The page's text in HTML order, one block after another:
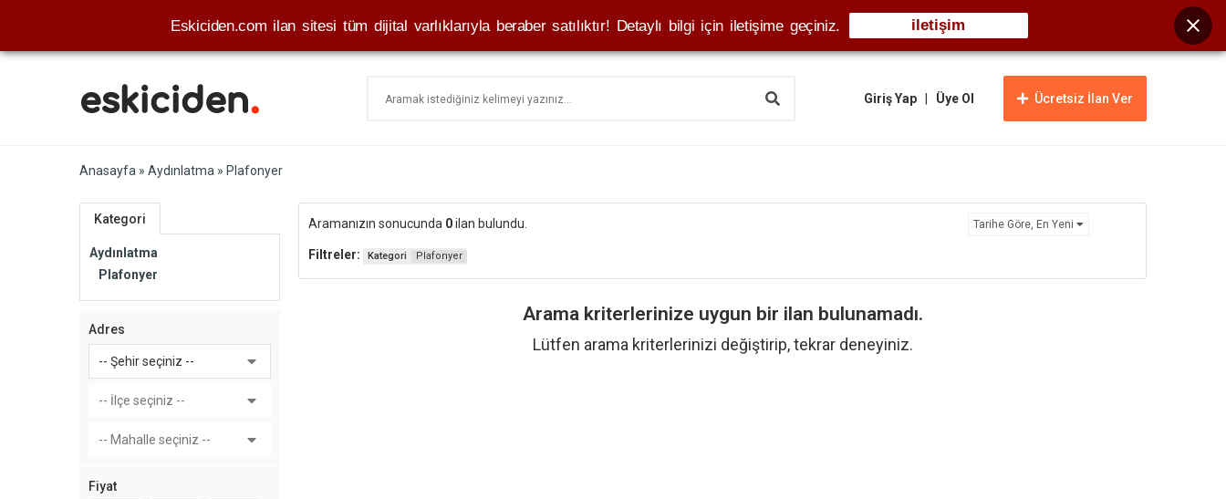
Giriş Yap Üye Ol Ücretsiz İlan Ver
Anasayfa » Aydınlatma » Plafonyer
Kategori
Aydınlatma
Plafonyer
Adres
-- Şehir seçiniz --
-- İlçe seçiniz --
-- Mahalle seçiniz --
Fiyat
Aramanızın sonucunda 0ilan bulundu. Tarihe Göre, En Yeni
Filtreler: Kategori Plafonyer
Arama kriterlerinize uygun bir ilan bulunamadı.
Lütfen arama kriterlerinizi değiştirip, tekrar deneyiniz.
Eskiciden.com ilan sitesi tüm dijital varlıklarıyla beraber satılıktır! Detaylı bilgi için iletişime geçiniz. iletişim